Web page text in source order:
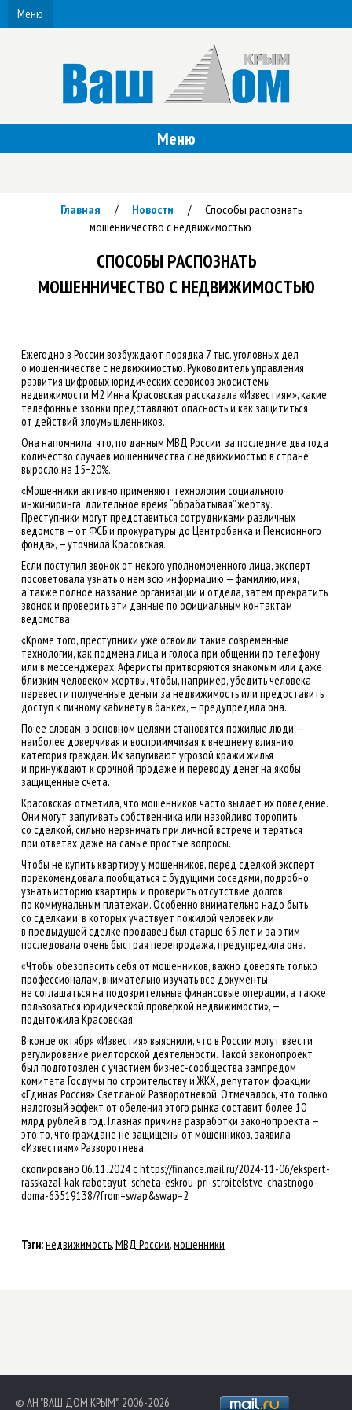
Меню
Меню
Главная / Новости /
Способы распознать
мошенничество с недвижимостью
СПОСОБЫ РАСПОЗНАТЬ
МОШЕННИЧЕСТВО С НЕДВИЖИМОСТЬЮ
Ежегодно в России возбуждают порядка 7 тыс. уголовных дел
о мошенничестве с недвижимостью. Руководитель управления
развития цифровых юридических сервисов экосистемы
недвижимости М2 Инна Красовская рассказала «Известиям», какие
телефонные звонки представляют опасность и как защититься
от действий злоумышленников.
Она напомнила, что, по данным МВД России, за последние два года
количество случаев мошенничества с недвижимостью в стране
выросло на 15−20%.
«Мошенники активно применяют технологии социального
инжиниринга, длительное время “обрабатывая” жертву.
Преступники могут представиться сотрудниками различных
ведомств — от ФСБ и прокуратуры до Центробанка и Пенсионного
фонда», — уточнила Красовская.
Если поступил звонок от некого уполномоченного лица, эксперт
посоветовала узнать о нем всю информацию — фамилию, имя,
а также полное название организации и отдела, затем прекратить
звонок и проверить эти данные по официальным контактам
ведомства.
«Кроме того, преступники уже освоили такие современные
технологии, как подмена лица и голоса при общении по телефону
или в мессенджерах. Аферисты притворяются знакомым или даже
близким человеком жертвы, чтобы, например, убедить человека
перевести полученные деньги за недвижимость или предоставить
доступ к личному кабинету в банке», — предупредила она.
По ее словам, в основном целями становятся пожилые люди —
наиболее доверчивая и восприимчивая к внешнему влиянию
категория граждан. Их запугивают угрозой кражи жилья
и принуждают к срочной продаже и переводу денег на якобы
защищенные счета.
Красовская отметила, что мошенников часто выдает их поведение.
Они могут запугивать собственника или назойливо торопить
со сделкой, сильно нервничать при личной встрече и теряться
при ответах даже на самые простые вопросы.
Чтобы не купить квартиру у мошенников, перед сделкой эксперт
порекомендовала пообщаться с будущими соседями, подробно
узнать историю квартиры и проверить отсутствие долгов
по коммунальным платежам. Особенно внимательно надо быть
со сделками, в которых участвует пожилой человек или
в предыдущей сделке продавец был старше 65 лет и за этим
последовала очень быстрая перепродажа, предупредила она.
«Чтобы обезопасить себя от мошенников, важно доверять только
профессионалам, внимательно изучать все документы,
не соглашаться на подозрительные финансовые операции, а также
пользоваться юридической проверкой недвижимости», —
подытожила Красовская.
В конце октября «Известия» выяснили, что в России могут ввести
регулирование риелторской деятельности. Такой законопроект
был подготовлен с участием бизнес-сообщества зампредом
комитета Госдумы по строительству и ЖКХ, депутатом фракции
«Единая Россия» Светланой Разворотневой. Отмечалось, что только
налоговый эффект от обеления этого рынка составит более 10
млрд рублей в год. Главная причина разработки законопроекта —
это то, что граждане не защищены от мошенников, заявила
«Известиям» Разворотнева.
скопировано 06.11.2024 с https://finance.mail.ru/2024-11-06/ekspert-
rasskazal-kak-rabotayut-scheta-eskrou-pri-stroitelstve-chastnogo-
doma-63519138/?from=swap&swap=2
Тэги:недвижимость,МВД России,мошенники
© АН "ВАШ ДОМ КРЫМ", 2006-2026